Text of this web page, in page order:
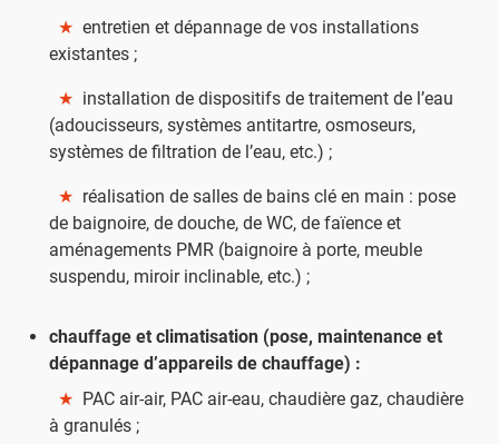
★ entretien et dépannage de vos installations
existantes ;
★ installation de dispositifs de traitement de l’eau
(adoucisseurs, systèmes antitartre, osmoseurs,
systèmes de filtration de l’eau, etc.) ;
★ réalisation de salles de bains clé en main : pose
de baignoire, de douche, de WC, de faïence et
aménagements PMR (baignoire à porte, meuble
suspendu, miroir inclinable, etc.) ;
chauffage et climatisation (pose, maintenance et
dépannage d’appareils de chauffage) :
★ PAC air-air, PAC air-eau, chaudière gaz, chaudière
à granulés ;